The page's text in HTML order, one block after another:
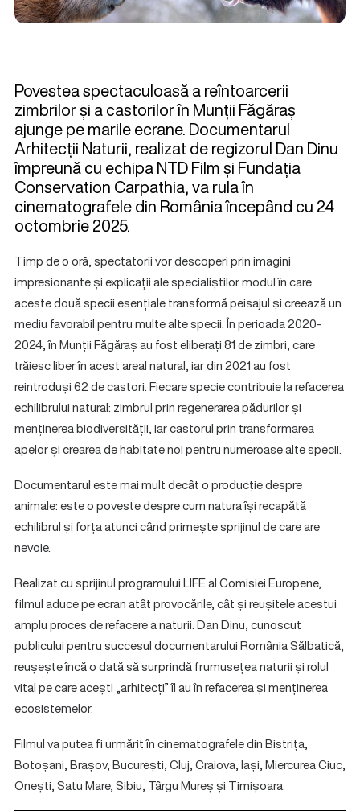
Povestea spectaculoasă a reîntoarcerii
zimbrilor și a castorilor în Munții Făgăraș
ajunge pe marile ecrane. Documentarul
Arhitecții Naturii, realizat de regizorul Dan Dinu
împreună cu echipa NTD Film și Fundația
Conservation Carpathia, va rula în
cinematografele din România începând cu 24
octombrie 2025.
Timp de o oră, spectatorii vor descoperi prin imagini
impresionante și explicații ale specialiștilor modul în care
aceste două specii esențiale transformă peisajul și creează un
mediu favorabil pentru multe alte specii. În perioada 2020-
2024, în Munții Făgăraș au fost eliberați 81 de zimbri, care
trăiesc liber în acest areal natural, iar din 2021 au fost
reintroduși 62 de castori. Fiecare specie contribuie la refacerea
echilibrului natural: zimbrul prin regenerarea pădurilor și
menținerea biodiversității, iar castorul prin transformarea
apelor și crearea de habitate noi pentru numeroase alte specii.
Documentarul este mai mult decât o producție despre
animale: este o poveste despre cum natura își recapătă
echilibrul și forța atunci când primește sprijinul de care are
nevoie.
Realizat cu sprijinul programului LIFE al Comisiei Europene,
filmul aduce pe ecran atât provocările, cât și reușitele acestui
amplu proces de refacere a naturii. Dan Dinu, cunoscut
publicului pentru succesul documentarului România Sălbatică,
reușește încă o dată să surprindă frumusețea naturii și rolul
vital pe care acești „arhitecți” îl au în refacerea și menținerea
ecosistemelor.
Filmul va putea fi urmărit în cinematografele din Bistrița,
Botoșani, Brașov, București, Cluj, Craiova, Iași, Miercurea Ciuc,
Onești, Satu Mare, Sibiu, Târgu Mureș și Timișoara.